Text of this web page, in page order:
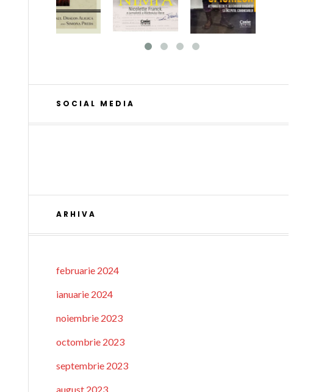
SOCIAL MEDIA
ARHIVA
februarie 2024
ianuarie 2024
noiembrie 2023
octombrie 2023
septembrie 2023
august 2023